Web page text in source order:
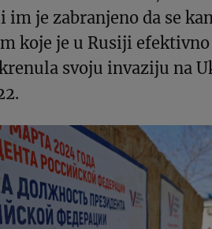
je zabranjeno da se
koje je u Rusiji
svoju invaziju na